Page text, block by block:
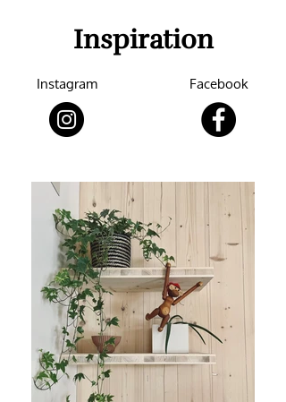
Inspiration
Instagram Facebook